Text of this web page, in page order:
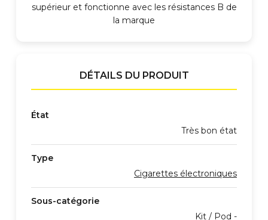
supérieur et fonctionne avec les résistances B de
la marque
DÉTAILS DU PRODUIT
État
Très bon état
Type
Cigarettes électroniques
Sous-catégorie
Kit / Pod -